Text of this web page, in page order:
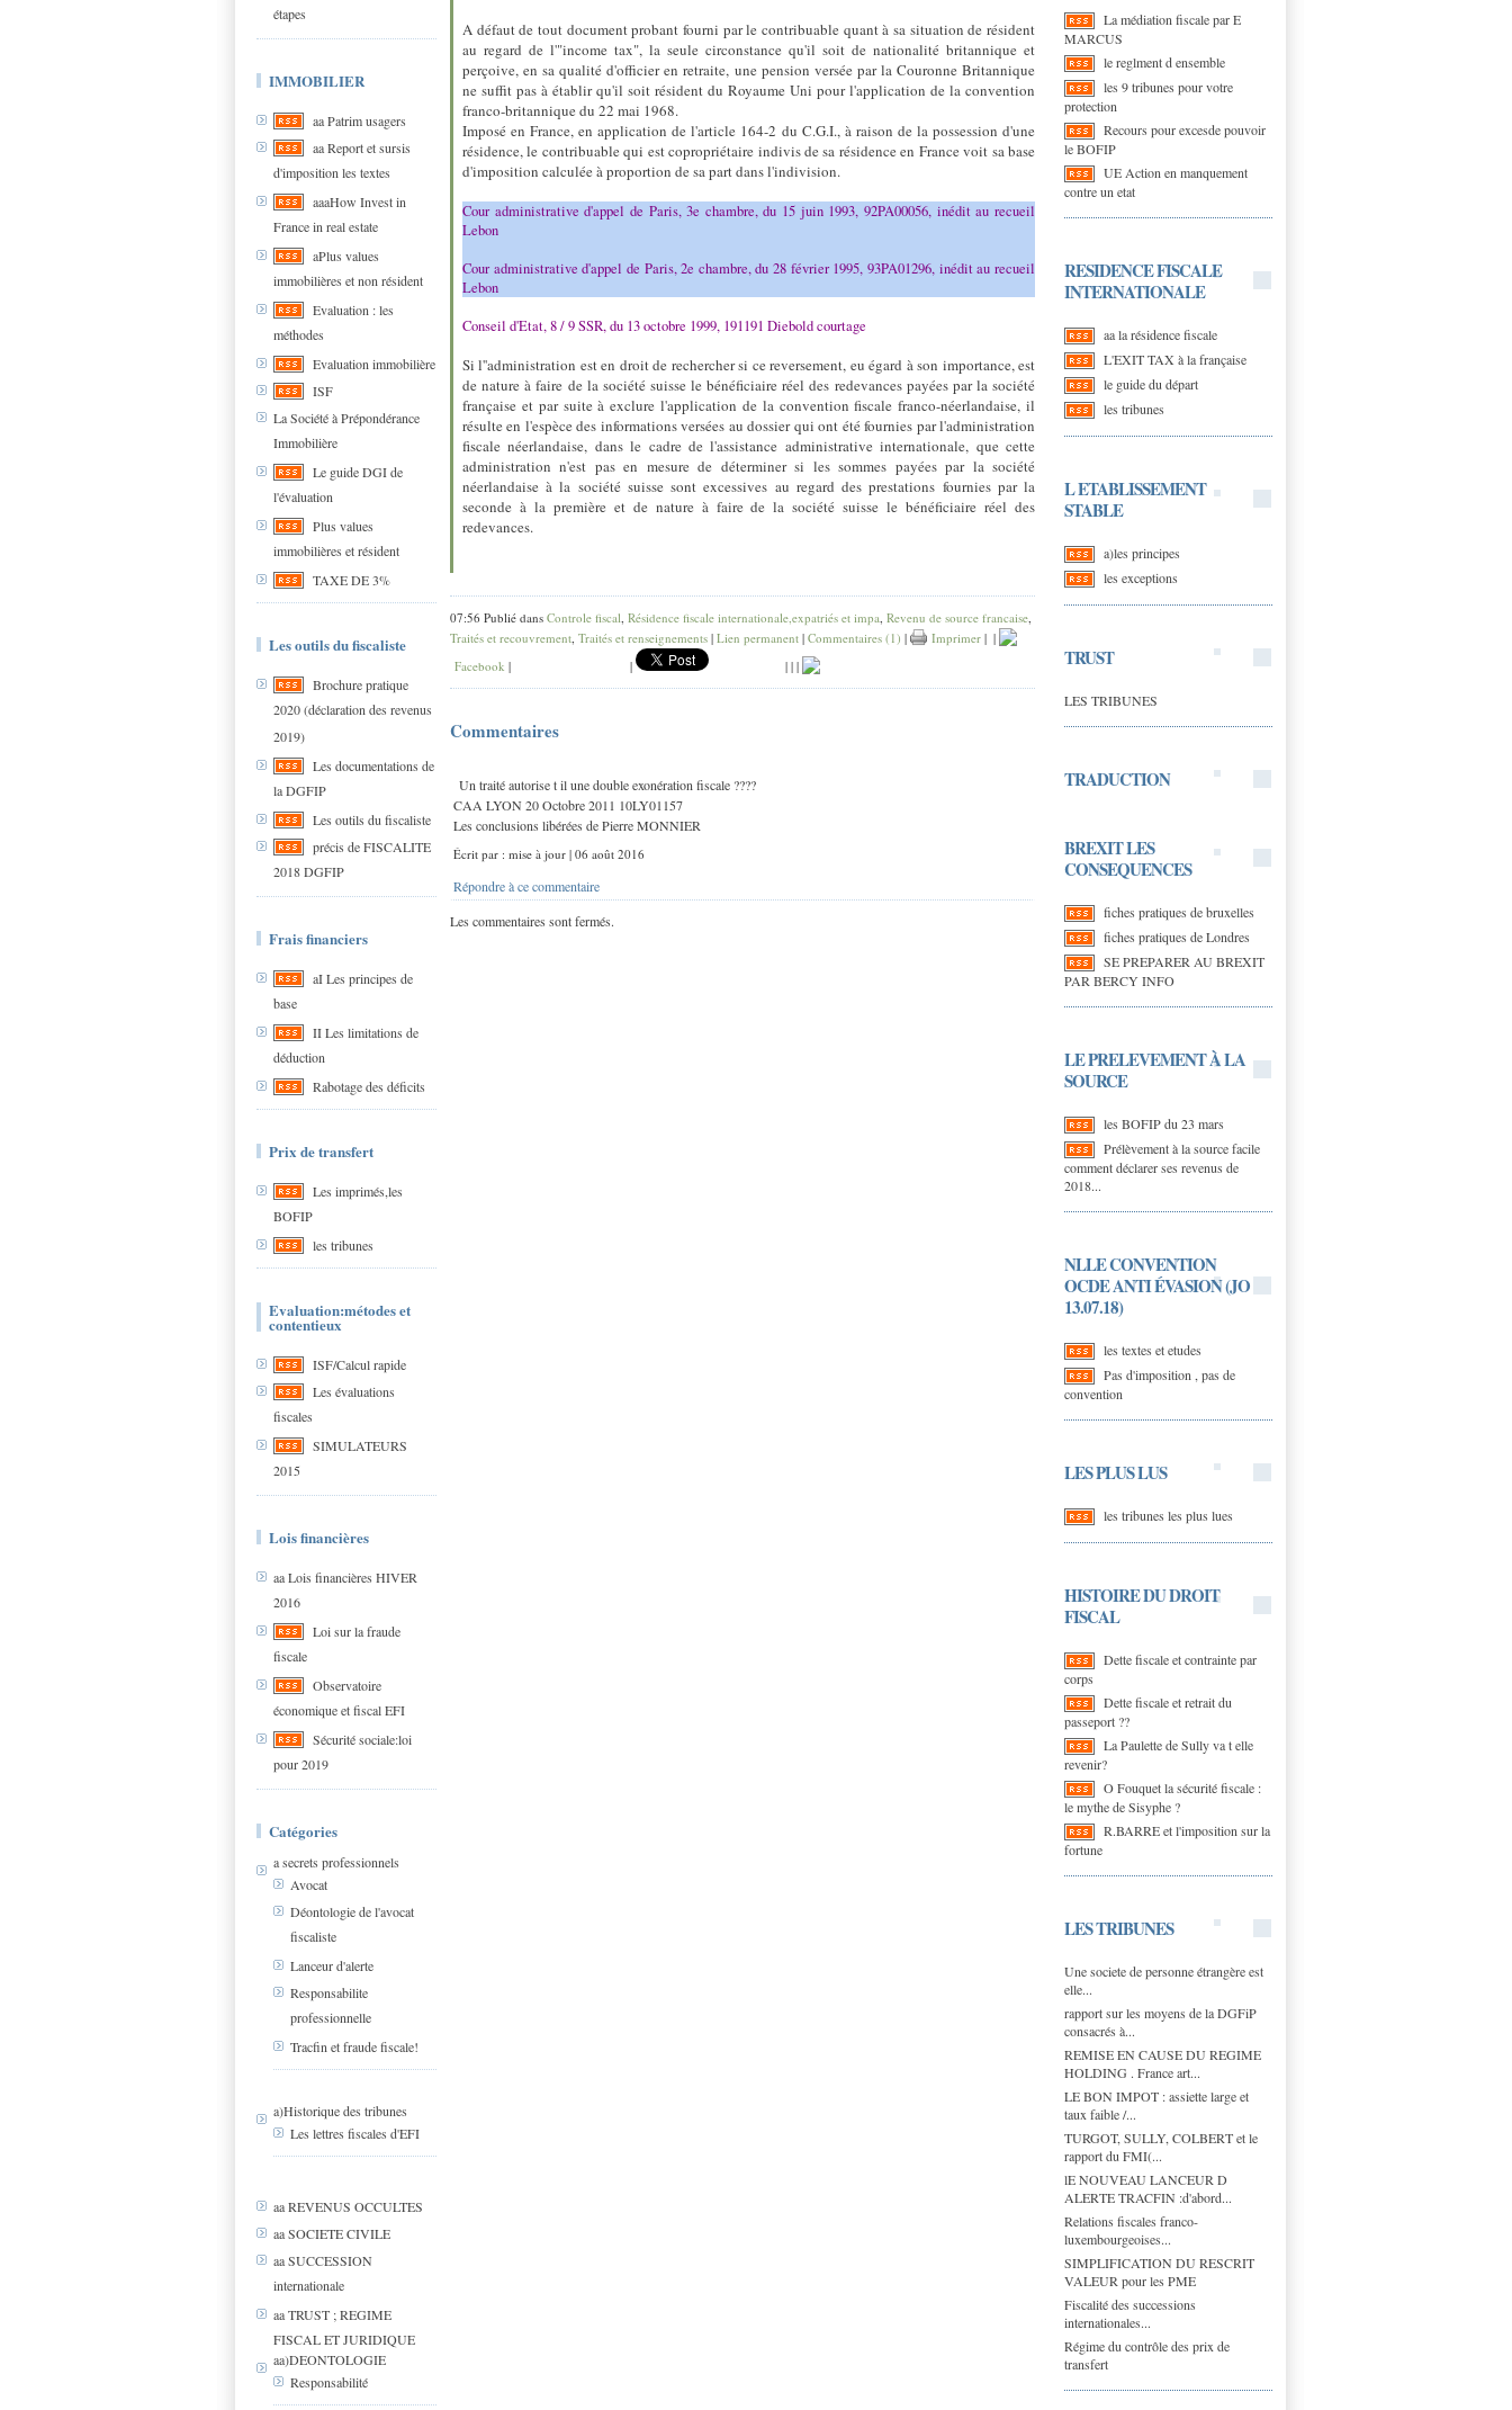
étapes
IMMOBILIER
aa Patrim usagers
aa Report et sursis
d'imposition les textes
aaaHow Invest in
France in real estate
aPlus values
immobilières et non résident
Evaluation : les
méthodes
Evaluation immobilière
ISF
La Société à Prépondérance
Immobilière
Le guide DGI de
l'évaluation
Plus values
immobilières et résident
TAXE DE 3%
Les outils du fiscaliste
Brochure pratique
2020 (déclaration des revenus
2019)
Les documentations de
la DGFIP
Les outils du fiscaliste
précis de FISCALITE
2018 DGFIP
Frais financiers
aI Les principes de
base
II Les limitations de
déduction
Rabotage des déficits
Prix de transfert
Les imprimés,les
BOFIP
les tribunes
Evaluation:métodes et
contentieux
ISF/Calcul rapide
Les évaluations
fiscales
SIMULATEURS
2015
Lois financières
aa Lois financières HIVER
2016
Loi sur la fraude
fiscale
Observatoire
économique et fiscal EFI
Sécurité sociale:loi
pour 2019
Catégories
a secrets professionnels
Avocat
Déontologie de l'avocat
fiscaliste
Lanceur d'alerte
Responsabilite
professionnelle
Tracfin et fraude fiscale!
a)Historique des tribunes
Les lettres fiscales d'EFI
aa REVENUS OCCULTES
aa SOCIETE CIVILE
aa SUCCESSION
internationale
aa TRUST ; REGIME
FISCAL ET JURIDIQUE
aa)DEONTOLOGIE
Responsabilité
La médiation fiscale par E
MARCUS
le reglment d ensemble
les 9 tribunes pour votre
protection
Recours pour excesde pouvoir
le BOFIP
UE Action en manquement
contre un etat
RESIDENCE FISCALE
INTERNATIONALE
aa la résidence fiscale
L'EXIT TAX à la française
le guide du départ
les tribunes
L ETABLISSEMENT
STABLE
a)les principes
les exceptions
TRUST
LES TRIBUNES
TRADUCTION
BREXIT LES
CONSEQUENCES
fiches pratiques de bruxelles
fiches pratiques de Londres
SE PREPARER AU BREXIT
PAR BERCY INFO
LE PRELEVEMENT À LA
SOURCE
les BOFIP du 23 mars
Prélèvement à la source facile
comment déclarer ses revenus de
2018...
NLLE CONVENTION
OCDE ANTI ÉVASION (JO
13.07.18)
les textes et etudes
Pas d'imposition , pas de
convention
LES PLUS LUS
les tribunes les plus lues
HISTOIRE DU DROIT
FISCAL
Dette fiscale et contrainte par
corps
Dette fiscale et retrait du
passeport ??
La Paulette de Sully va t elle
revenir?
O Fouquet la sécurité fiscale :
le mythe de Sisyphe ?
R.BARRE et l'imposition sur la
fortune
LES TRIBUNES
Une societe de personne étrangère est
elle...
rapport sur les moyens de la DGFiP
consacrés à...
REMISE EN CAUSE DU REGIME
HOLDING . France art...
LE BON IMPOT : assiette large et
taux faible /...
TURGOT, SULLY, COLBERT et le
rapport du FMI(...
lE NOUVEAU LANCEUR D
ALERTE TRACFIN :d'abord...
Relations fiscales franco-
luxembourgeoises...
SIMPLIFICATION DU RESCRIT
VALEUR pour les PME
Fiscalité des successions
internationales...
Régime du contrôle des prix de
transfert
A défaut de tout document probant fourni par le contribuable quant à sa situation de résident
au regard de l'"income tax", la seule circonstance qu'il soit de nationalité britannique et
perçoive, en sa qualité d'officier en retraite, une pension versée par la Couronne Britannique
ne suffit pas à établir qu'il soit résident du Royaume Uni pour l'application de la convention
franco-britannique du 22 mai 1968.
Imposé en France, en application de l'article 164-2 du C.G.I., à raison de la possession d'une
résidence, le contribuable qui est copropriétaire indivis de sa résidence en France voit sa base
d'imposition calculée à proportion de sa part dans l'indivision.
Cour administrative d'appel de Paris, 3e chambre, du 15 juin 1993, 92PA00056, inédit au recueil
Lebon
Cour administrative d'appel de Paris, 2e chambre, du 28 février 1995, 93PA01296, inédit au recueil
Lebon
Conseil d'Etat, 8 / 9 SSR, du 13 octobre 1999, 191191 Diebold courtage
Si l''administration est en droit de rechercher si ce reversement, eu égard à son importance, est
de nature à faire de la société suisse le bénéficiaire réel des redevances payées par la société
française et par suite à exclure l'application de la convention fiscale franco-néerlandaise, il
résulte en l'espèce des informations versées au dossier qui ont été fournies par l'administration
fiscale néerlandaise, dans le cadre de l'assistance administrative internationale, que cette
administration n'est pas en mesure de déterminer si les sommes payées par la société
néerlandaise à la société suisse sont excessives au regard des prestations fournies par la
seconde à la première et de nature à faire de la société suisse le bénéficiaire réel des
redevances.
07:56 Publié dans Controle fiscal, Résidence fiscale internationale,expatriés et impa, Revenu de source francaise,
Traités et recouvrement, Traités et renseignements | Lien permanent | Commentaires (1) | Imprimer | |
Facebook | | | | |
Commentaires
Un traité autorise t il une double exonération fiscale ????
CAA LYON 20 Octobre 2011 10LY01157
Les conclusions libérées de Pierre MONNIER
Écrit par : mise à jour | 06 août 2016
Répondre à ce commentaire
Les commentaires sont fermés.